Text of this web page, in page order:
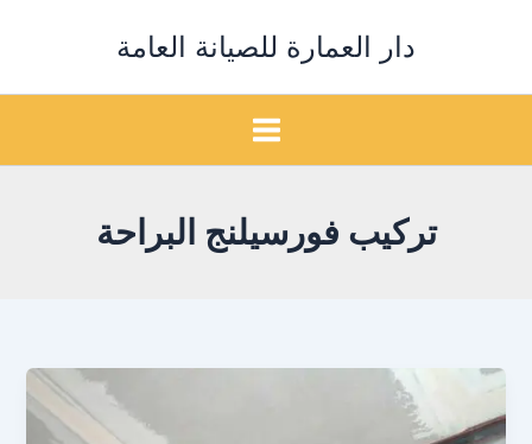
دار العمارة للصيانة العامة
تركيب فورسيلنج البراحة